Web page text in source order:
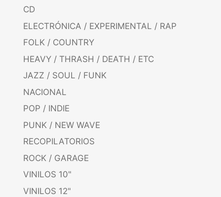
CD
ELECTRÓNICA / EXPERIMENTAL / RAP
FOLK / COUNTRY
HEAVY / THRASH / DEATH / ETC
JAZZ / SOUL / FUNK
NACIONAL
POP / INDIE
PUNK / NEW WAVE
RECOPILATORIOS
ROCK / GARAGE
VINILOS 10"
VINILOS 12"